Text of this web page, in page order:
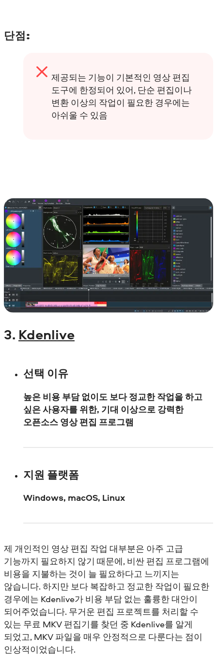
단점:
제공되는 기능이 기본적인 영상 편집
도구에 한정되어 있어, 단순 편집이나
변환 이상의 작업이 필요한 경우에는
아쉬울 수 있음
3. Kdenlive
선택 이유
높은 비용 부담 없이도 보다 정교한 작업을 하고
싶은 사용자를 위한, 기대 이상으로 강력한
오픈소스 영상 편집 프로그램
지원 플랫폼
Windows, macOS, Linux
제 개인적인 영상 편집 작업 대부분은 아주 고급
기능까지 필요하지 않기 때문에, 비싼 편집 프로그램에
비용을 지불하는 것이 늘 필요하다고 느끼지는
않습니다. 하지만 보다 복잡하고 정교한 작업이 필요한
경우에는 Kdenlive가 비용 부담 없는 훌륭한 대안이
되어주었습니다. 무거운 편집 프로젝트를 처리할 수
있는 무료 MKV 편집기를 찾던 중 Kdenlive를 알게
되었고, MKV 파일을 매우 안정적으로 다룬다는 점이
인상적이었습니다.